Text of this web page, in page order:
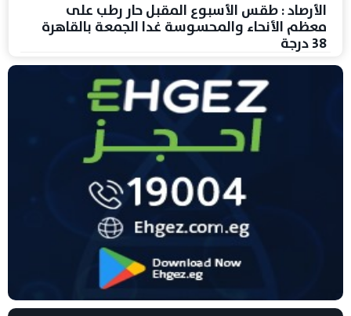
الأرصاد : طقس الأسبوع المقبل حار رطب على
معظم الأنحاء والمحسوسة غدا الجمعة بالقاهرة
38 درجة